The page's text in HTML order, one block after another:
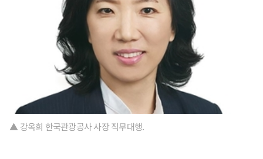
▲ 강옥희 한국관광공사 사장 직무대행.